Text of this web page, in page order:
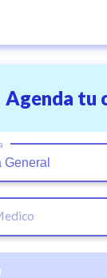
Agenda tu